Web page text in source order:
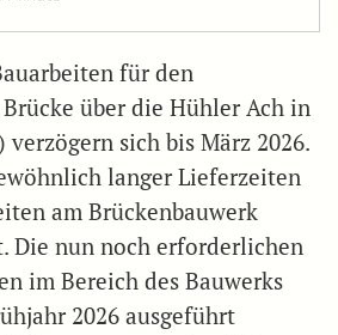
für den
über die Hühler Ach in
sich bis März 2026.
langer Lieferzeiten
am Brückenbauwerk
Die nun noch erforderlichen
im Bereich des Bauwerks
2026 ausgeführt